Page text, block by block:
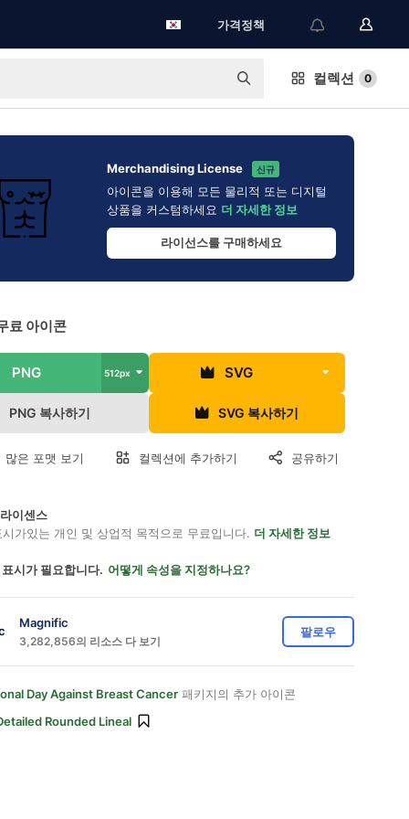
가격정책
컬렉션 0
Merchandising License 신규
아이콘을 이용해 모든 물리적 또는 디지털
상품을 커스텀하세요 더 자세한 정보
라이선스를 구매하세요
료 아이콘
PNG 512px SVG
PNG 복사하기 SVG 복사하기
많은 포맷 보기 컬렉션에 추가하기 공유하기
이센스
가있는 개인 및 상업적 목적으로 무료입니다. 더 자세한 정보
시가 필요합니다. 어떻게 속성을 지정하나요?
Magnific
3,282,856의 리소스 다 보기
팔로우
Day Against Breast Cancer 패키지의 추가 아이콘
Rounded Lineal